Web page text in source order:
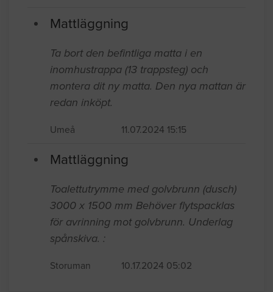
Mattläggning
Ta bort den befintliga matta i en
inomhustrappa (13 trappsteg) och
montera dit ny matta. Den nya mattan är
redan inköpt.
Umeå 11.07.2024 15:15
Mattläggning
Toalettutrymme med golvbrunn (dusch)
3000 x 1500 mm Behöver flytspacklas
för avrinning mot golvbrunn. Underlag
spånskiva. :
Storuman 10.17.2024 05:02